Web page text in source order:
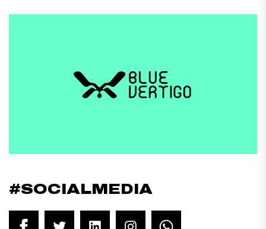
#SOCIALMEDIA
FacebookTwitter LinkedInInstagram